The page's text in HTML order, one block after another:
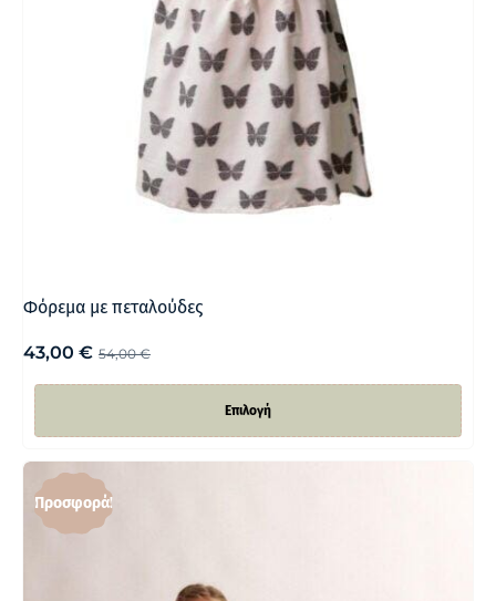
Φόρεμα με πεταλούδες
54,00€
43,00 €
Επιλογή
Προσφορά!